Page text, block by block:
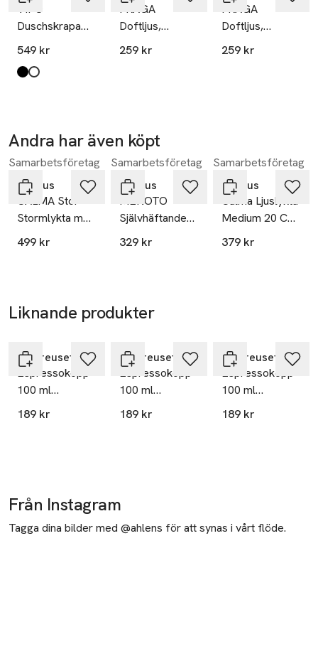
SABLO Servis är diskmaskinsäker och går att använda i
mikrovågsugn.
VIPO
Duschskrapa
med krok
549 kr
Produkten finns i färgerna:
black
white
FRAGA
Doftljus,
Medium, Soft
259 kr
FRAGA
Doftljus,
Medium,
259 kr
Andra har även köpt
Hoppa över bildspelet
Samarbetsföretag
Blomus
CALMA Stor
Stormlykta med
Ljus
499 kr
Samarbetsföretag
Blomus
MENOTO
Självhäftande
Väggkrok
329 kr
Samarbetsföretag
Blomus
Calma Ljuslykta
Medium 20 Cm
Steel Gray
379 kr
Liknande produkter
Ta 4 betala för
Le Creuset
Espressokopp
100 ml
Stengods
189 kr
Ta 4 betala för
Le Creuset
Espressokopp
100 ml
Stengods Flint
189 kr
Le Creuset
Espressokopp
100 ml
Stengods Azure
189 kr
Från Instagram
Tagga dina bilder med @ahlens för att synas i vårt flöde.